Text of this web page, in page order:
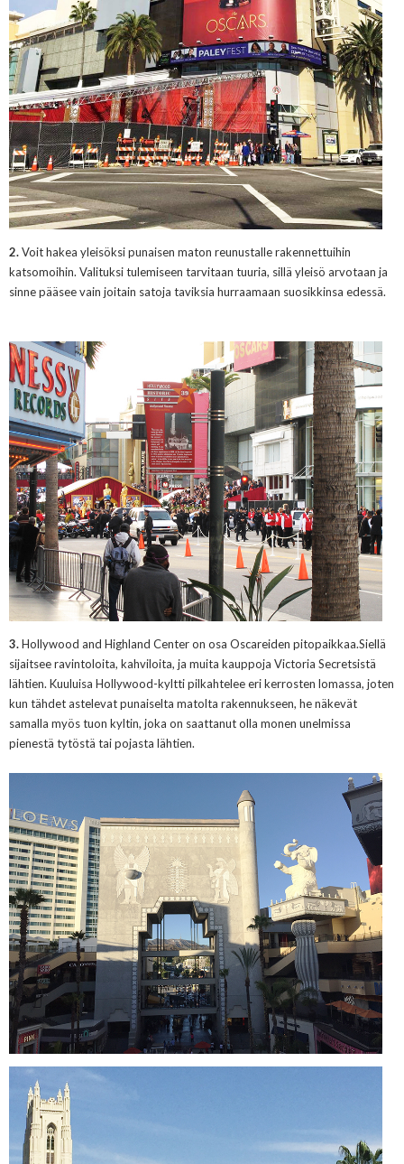
2.Voit hakea yleisöksipunaisen maton reunustalle rakennettuihin
katsomoihin. Valituksi tulemiseen tarvitaan tuuria, sillä yleisö arvotaan ja
sinnepääsee vain joitain satoja taviksia hurraamaan suosikkinsa edessä.
3.Hollywood and Highland Center on osa Oscareiden pitopaikkaa.Siellä
sijaitsee ravintoloita, kahviloita, ja muita kauppoja Victoria Secretsistä
lähtien. Kuuluisa Hollywood-kyltti pilkahtelee eri kerrosten lomassa, joten
kun tähdet astelevat punaiselta matolta rakennukseen, he näkevät
samalla myös tuon kyltin, joka on saattanut olla monen unelmissa
pienestä tytöstä tai pojasta lähtien.